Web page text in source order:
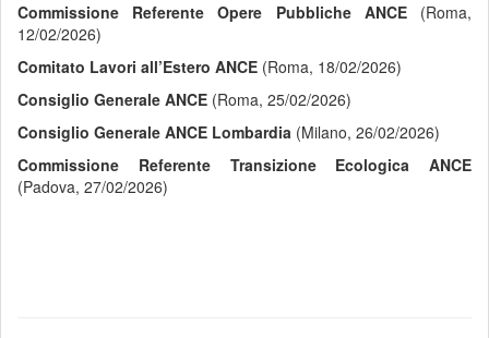
Commissione Referente Opere Pubbliche ANCE (Roma,
12/02/2026)
Comitato Lavori all’Estero ANCE (Roma, 18/02/2026)
Consiglio Generale ANCE (Roma, 25/02/2026)
Consiglio Generale ANCE Lombardia (Milano, 26/02/2026)
Commissione Referente Transizione Ecologica ANCE
(Padova, 27/02/2026)